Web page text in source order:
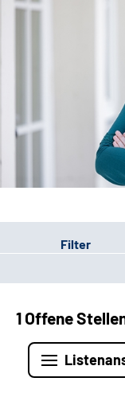
Leichte
Patienten-
Filter
1 Offene